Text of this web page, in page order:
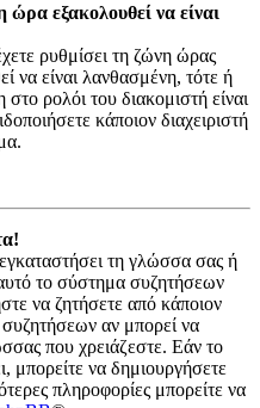
εξακολουθεί να είναι
ρυθμίσει τη ζώνη ώρας
να είναι λανθασμένη, τότε ή
ρολόι του διακομιστή είναι
κάποιον διαχειριστή
εγκαταστήσει τη γλώσσα σας ή
το σύστημα συζητήσεων
να ζητήσετε από κάποιον
συζητήσεων αν μπορεί να
που χρειάζεστε. Εάν το
μπορείτε να δημιουργήσετε
πληροφορίες μπορείτε να